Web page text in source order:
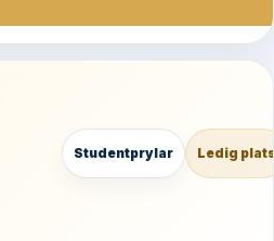
Studentprylar Ledig